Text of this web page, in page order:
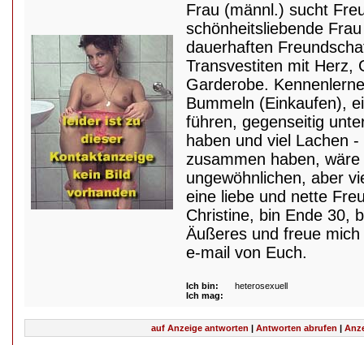
Frau (männl.) sucht
schönheitsliebende
dauerhaften
Transvestiten mit Herz,
Garderobe.
Bummeln (Einkaufen),
führen, gegenseitig
haben und viel Lachen
zusammen haben,
ungewöhnlichen, aber
eine liebe und nette
Christine, bin Ende 30,
Äußeres und freue
e-mail von Euch.
Ich bin:
heterosexuell
Ich mag:
auf Anzeige antworten | Antworten abrufen |